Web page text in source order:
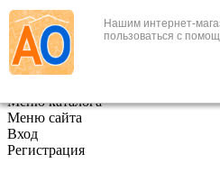
Нашим интернет-
пользоваться с
+7 (495) 646-888-1
В корзине 0
Меню каталога
Меню сайта
Вход
Регистрация